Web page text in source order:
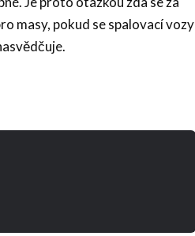
masy, pokud se spalovací vozy